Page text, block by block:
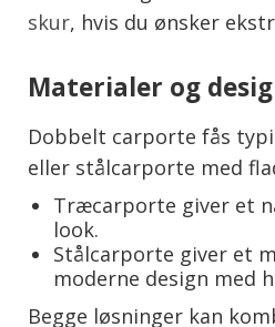
skur, hvis du ønsker
Materialer og
Dobbelt carporte fås
eller stålcarporte med
Træcarporte giver et
look.
Stålcarporte giver et
moderne design med
Begge løsninger kan